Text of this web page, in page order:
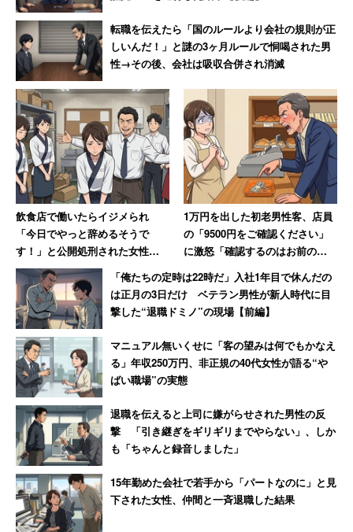
転職を伝えたら「国のルールより会社の規則が正
しいんだ！」と謎の3ヶ月ルールで恫喝された男
性→その後、会社は吸収合併され消滅
飲食店で働いたらイジメられ
「今日でやっと辞めるそうで
す！」と公開処刑された女性→
数か月、店が潰れて「ザマーミ
ロ！」
1万円を出した初老男性客、店員
の「9500円をご確認ください」
に激怒「確認するのはお前の仕
事だろ!」→妻には頭が上がらず
大人しくなる
「俺たちの定時は22時だ」入社1年目で休んだの
は正月の3日だけ ベテラン男性が新人時代に目
撃した“退職ドミノ”の現場【前編】
マニュアル無いくせに「客の望みは何でもかなえ
る」年収250万円、非正規の40代女性が語る“や
ばい職場”の実態
退職を伝えると上司に嫌がらせされた男性の反
撃 「引き継ぎをギリギリまでやらない」、しか
も「ちゃんと録音しました」
15年勤めた会社で若手から「パートなのに」と見
下された女性、仲間と一斉退職した結果